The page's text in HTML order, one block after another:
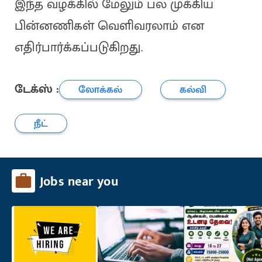
இந்த வழக்கில் மேலும் பல முக்கிய
பின்னணிகள் வெளிவரலாம் என
எதிர்பார்க்கப்படுகிறது.
டேக்ஸ் : லோக்கல்
கல்வி
நீட்
Jobs near you